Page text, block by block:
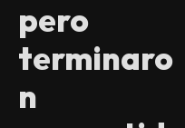
pero
terminaro
n